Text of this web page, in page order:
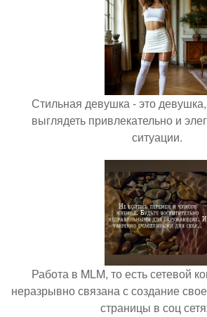
Стильная девушка - это
выглядеть привлекательно и
ситуации.
Работа в MLM, то есть сетевой
неразрывно связана с создание
страницы в соц